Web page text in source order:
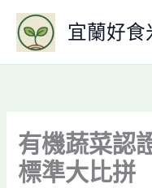
要
宜蘭好食
有機蔬菜認
標準大比拼